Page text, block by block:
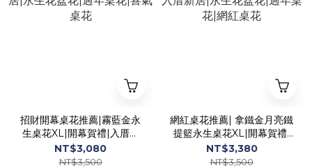
招財開幕桌花推薦|霧藍金永
生桌花XL|開幕賀禮|入厝新
居|永生花盆花|過年桌花|喜
氣桌花
NT$3,080
NT$3,500
網紅桌花推薦| 拿鐵金月亮鐵
提籃永生桌花XL|開幕賀禮|
入厝新居|永生花盆花|過年
桌花|網紅桌花
NT$3,380
NT$3,500